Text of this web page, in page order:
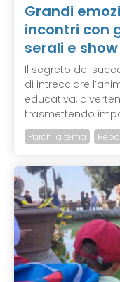
Grandi
incontri con
serali e show
Il segreto del
di intrecciare
educativa,
trasmettendo
Parchi a tema